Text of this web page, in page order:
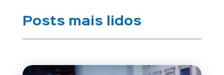
Posts mais lidos